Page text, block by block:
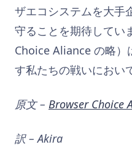
ザエコシステムを大手
守ることを期待してい
Choice Aliance の略）
す私たちの戦いにおい
原文 – Browser Choice
訳 – Akira